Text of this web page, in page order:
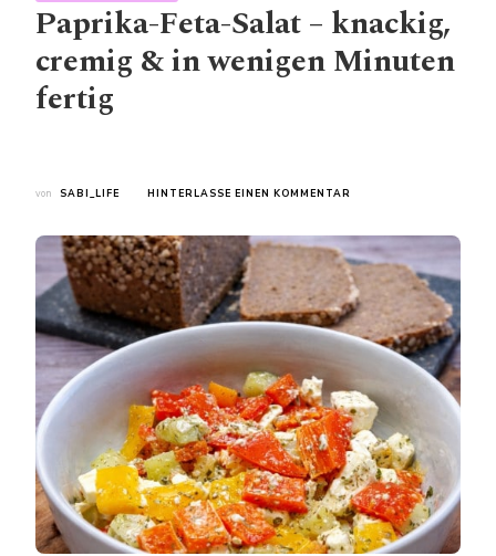
Paprika-Feta-Salat – knackig,
cremig & in wenigen Minuten
fertig
von SABI_LIFE HINTERLASSE EINEN KOMMENTAR
SALAT
–
KNACKIG,
CREMIG
&
IN
WENIGEN
MINUTEN
FERTIG